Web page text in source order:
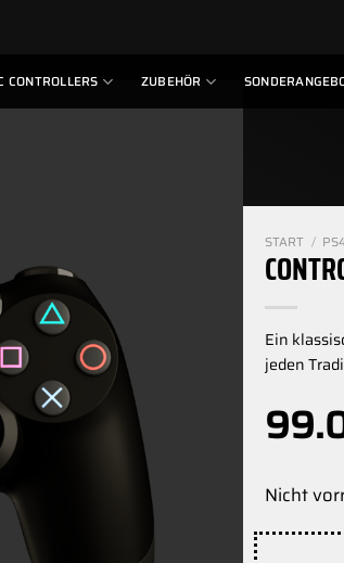
CONTROLLERS ZUBEHÖR
START /
Ein
jeden
Nicht